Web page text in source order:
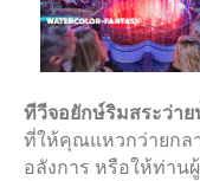
ทีวีจอยักษ์ริมสระว่า
ที่ให้คุณแหวกว่ายกล
อลังการ หรือให้ท่าน